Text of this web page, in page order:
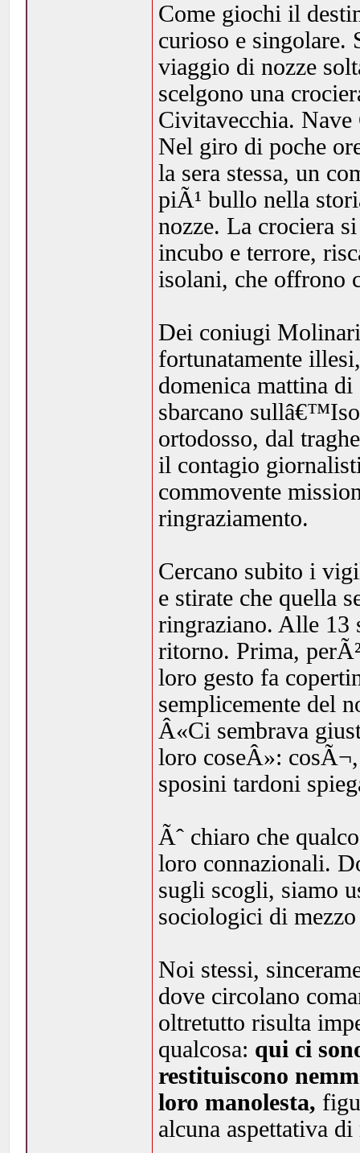
Come giochi il
curioso e singolare.
viaggio di nozze
scelgono una
Civitavecchia.
Nel giro di poche
la sera stessa, un
piÃ¹ bullo nella
nozze. La crociera
incubo e terrore,
isolani, che offrono
Dei coniugi
fortunatamente
domenica mattina
sbarcano
ortodosso, dal
il contagio
commovente
ringraziamento.
Cercano subito i
e stirate che quella
ringraziano. Alle 13
ritorno. Prima,
loro gesto fa
semplicemente del
Â«Ci sembrava
loro coseÂ»:
sposini tardoni
Ãˆ chiaro che
loro connazionali.
sugli scogli, siamo
sociologici di
Noi stessi,
dove circolano
oltretutto risulta
qualcosa: qui ci
restituiscono
loro manolesta,
alcuna aspettativa